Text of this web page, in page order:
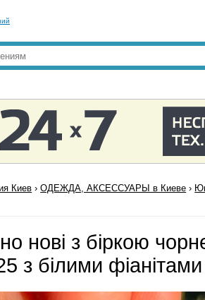
Киев ›ОДЕЖДА, АКСЕССУАРЫ в Киеве ›
нові з біркою
з білими фіанітами